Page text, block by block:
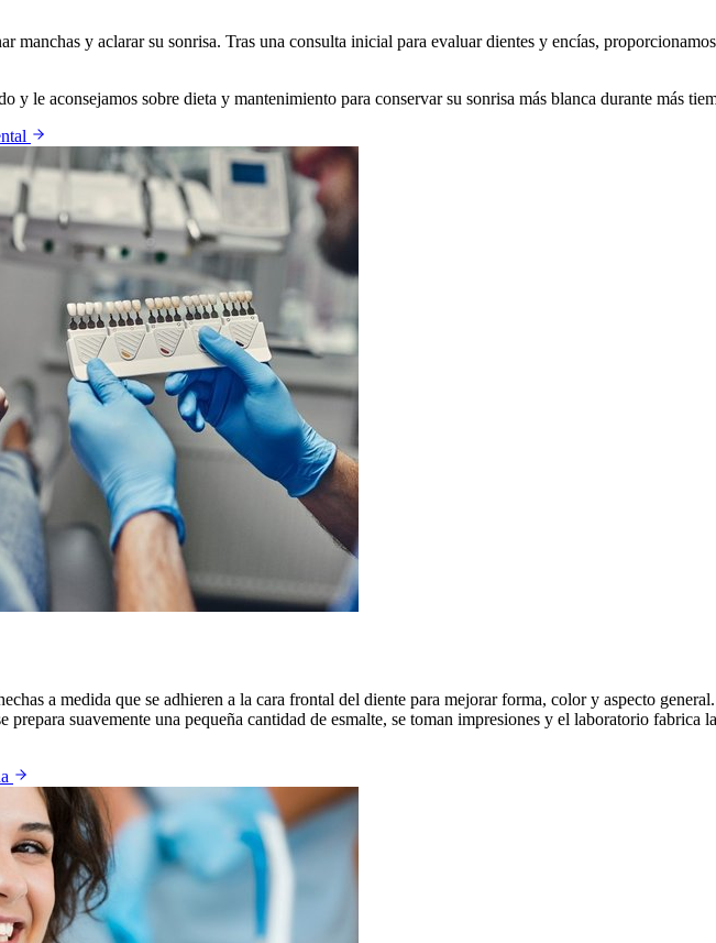
manchas y aclarar su sonrisa. Tras una consulta inicial para evaluar dientes y encías,
y le aconsejamos sobre dieta y mantenimiento para conservar su sonrisa más blanca durante más
a medida que se adhieren a la cara frontal del diente para mejorar forma, color y aspecto
suavemente una pequeña cantidad de esmalte, se toman impresiones y el laboratorio fabrica